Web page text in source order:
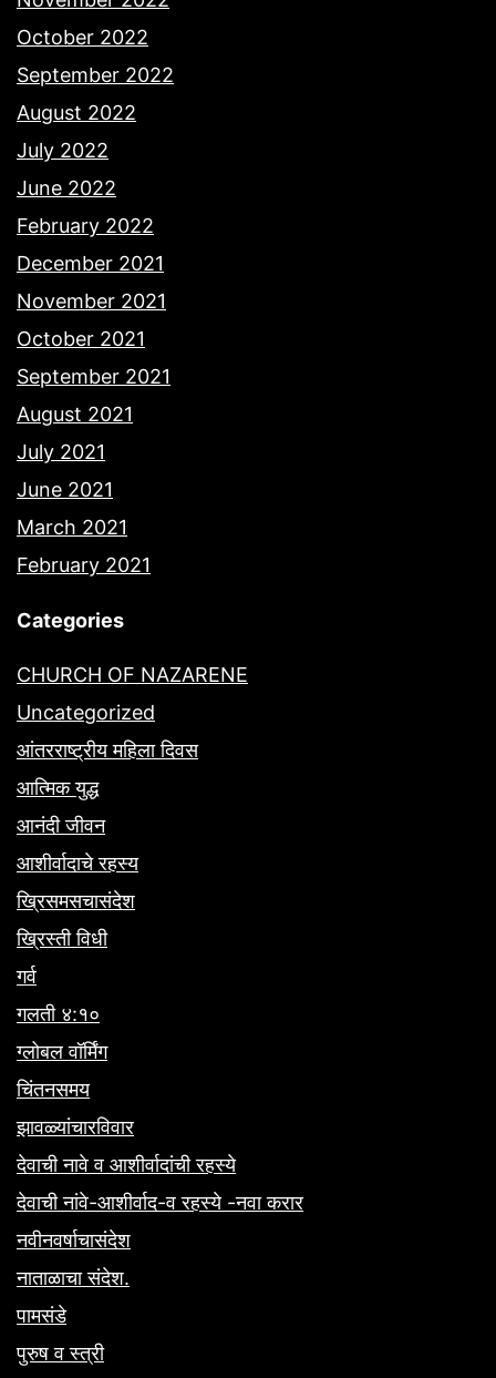
October 2022
September 2022
August 2022
July 2022
June 2022
February 2022
December 2021
November 2021
October 2021
September 2021
August 2021
July 2021
June 2021
March 2021
February 2021
Categories
CHURCH OF NAZARENE
Uncategorized
आंतरराष्ट्रीय महिला दिवस
आत्मिक युद्ध
आनंदी जीवन
आशीर्वादाचे रहस्य
ख्रिसमसचासंदेश
ख्रिस्ती विधी
गर्व
गलती ४:१०
ग्लोबल वॉर्मिंग
चिंतनसमय
झावळ्यांचारविवार
देवाची नावे व आशीर्वादांची रहस्ये
देवाची नांवे-आशीर्वाद-व रहस्ये -नवा करार
नवीनवर्षाचासंदेश
नाताळाचा संदेश.
पामसंडे
पुरुष व स्त्री